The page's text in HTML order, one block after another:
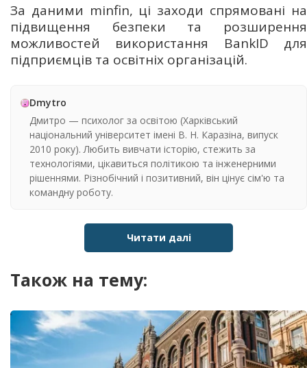
За даними minfin, ці заходи спрямовані на
підвищення безпеки та розширення
можливостей використання BankID для
підприємців та освітніх організацій.
Dmytro
Дмитро — психолог за освітою (Харківський
національний університет імені В. Н. Каразіна, випуск
2010 року). Любить вивчати історію, стежить за
технологіями, цікавиться політикою та інженерними
рішеннями. Різнобічний і позитивний, він цінує сім'ю та
командну роботу.
Читати далі
Також на тему: